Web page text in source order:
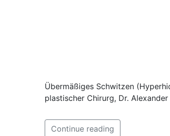
Übermäßiges Schwitzen
plastischer Chirurg, Dr.
Continue reading